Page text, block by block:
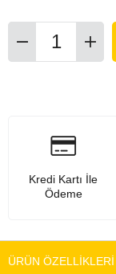
Kredi Kartı İle
Ödeme
ÜRÜN ÖZELLIKLERI